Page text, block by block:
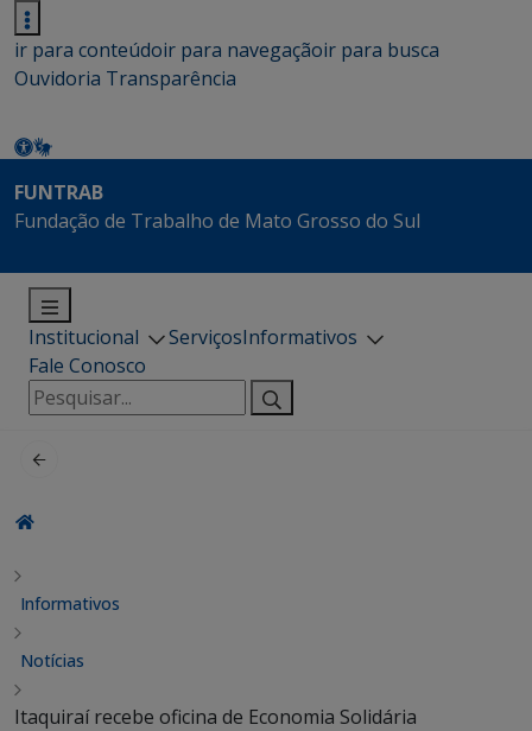
ir para conteúdoir para navegaçãoir para busca
Ouvidoria Transparência
FUNTRAB
Fundação de Trabalho de Mato Grosso do Sul
Institucional ServiçosInformativos
Fale Conosco
Pesquisar
por:
Informativos
Notícias
Itaquiraí recebe oficina de Economia Solidária